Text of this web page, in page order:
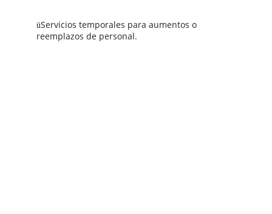
üServicios temporales para aumentos o
reemplazos de personal.